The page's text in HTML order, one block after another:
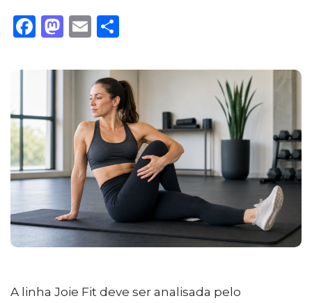
Facebook
Mastodon
Email
A linha Joie Fit deve ser analisada pelo